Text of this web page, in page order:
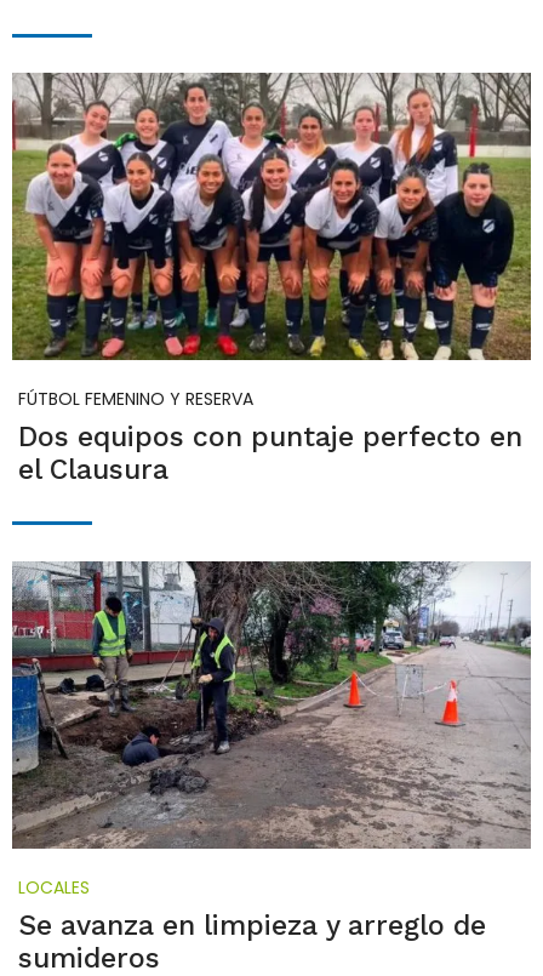
FÚTBOL FEMENINO Y RESERVA
Dos equipos con puntaje perfecto en
el Clausura
LOCALES
Se avanza en limpieza y arreglo de
sumideros